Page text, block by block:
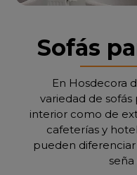
Sofás
En Hosdecora
variedad de
interior como de
cafeterías y
pueden